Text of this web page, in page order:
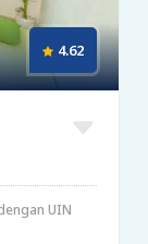
4.62
UIN